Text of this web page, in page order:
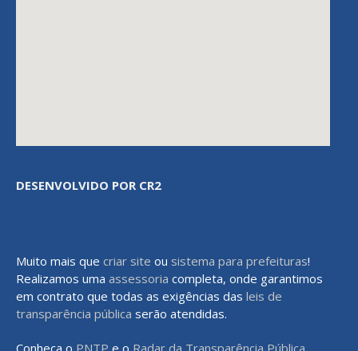
DESENVOLVIDO POR CR2
Muito mais que criar site ou sistema para prefeituras!
Realizamos uma assessoria completa, onde garantimos
em contrato que todas as exigências das leis de
transparência pública serão atendidas.
Conheça o PNTP e o Radar da Transparência Pública